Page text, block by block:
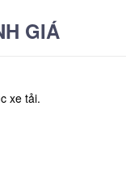
GIÁ
xe tải.